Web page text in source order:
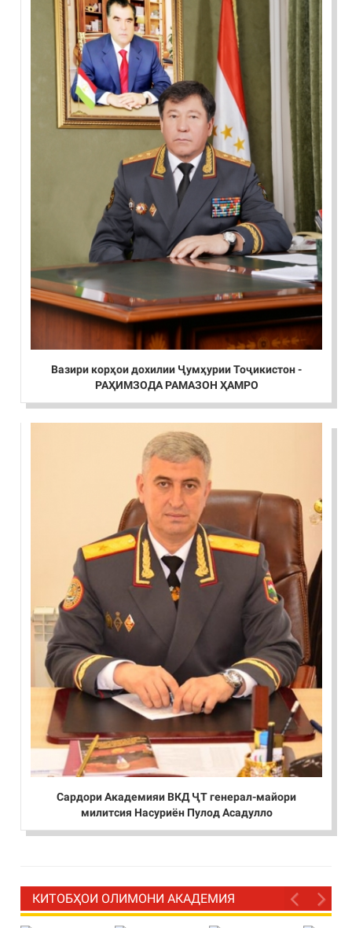
Вазири корҳои дохилии Ҷумҳурии Тоҷикистон -
РАҲИМЗОДА РАМАЗОН ҲАМРО
Сардори Академияи ВКД ҶТ генерал-майори
милитсия Насуриён Пулод Асадулло
КИТОБҲОИ ОЛИМОНИ АКАДЕМИЯ